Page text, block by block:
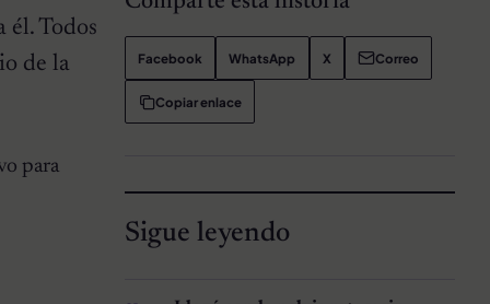
él. Todos
de la
para
Facebook WhatsApp X Correo
Copiar enlace
Sigue leyendo